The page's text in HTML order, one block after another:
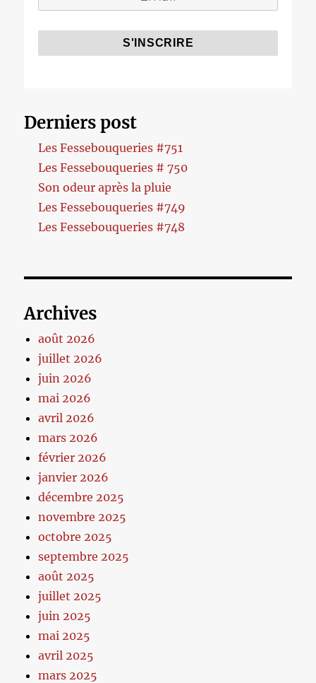
Derniers post
Les Fessebouqueries #751
Les Fessebouqueries # 750
Son odeur après la pluie
Les Fessebouqueries #749
Les Fessebouqueries #748
Archives
août 2026
juillet 2026
juin 2026
mai 2026
avril 2026
mars 2026
février 2026
janvier 2026
décembre 2025
novembre 2025
octobre 2025
septembre 2025
août 2025
juillet 2025
juin 2025
mai 2025
avril 2025
mars 2025